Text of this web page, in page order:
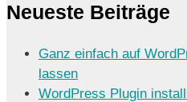
Neueste Beiträge
Ganz einfach auf
lassen
WordPress Plugin